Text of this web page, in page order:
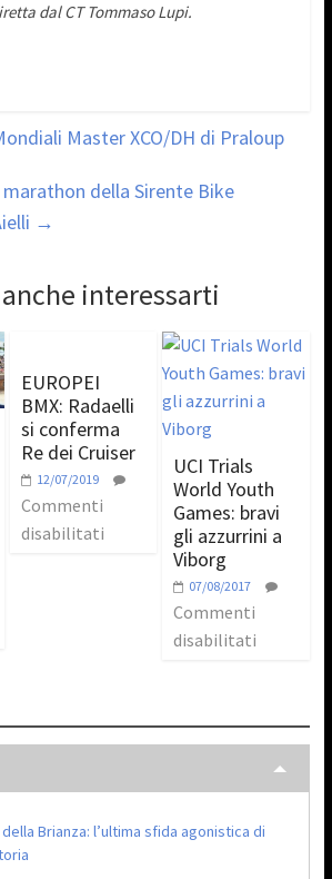
dal CT Tommaso Lupi.
Master XCO/DH di Praloup
della Sirente Bike
→
interessarti
EUROPEI
BMX: Radaelli
si conferma
Re dei Cruiser
12/07/2019
Commenti
disabilitati
UCI Trials
World Youth
Games: bravi
gli azzurrini a
Viborg
07/08/2017
Commenti
disabilitati
Brianza: l’ultima sfida agonistica di